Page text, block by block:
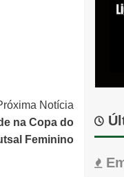
Notícia
na Copa do
Feminino